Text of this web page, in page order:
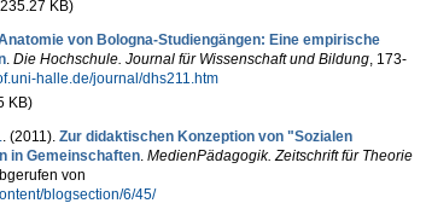
KB)
von Bologna-Studiengängen: Eine empirische
. Die Hochschule. Journal für Wissenschaft und Bildung, 173-
halle.de/journal/dhs211.htm
KB)
. (2011). Zur didaktischen Konzeption von "Sozialen
in Gemeinschaften. MedienPädagogik. Zeitschrift für Theorie
von
blogsection/6/45/